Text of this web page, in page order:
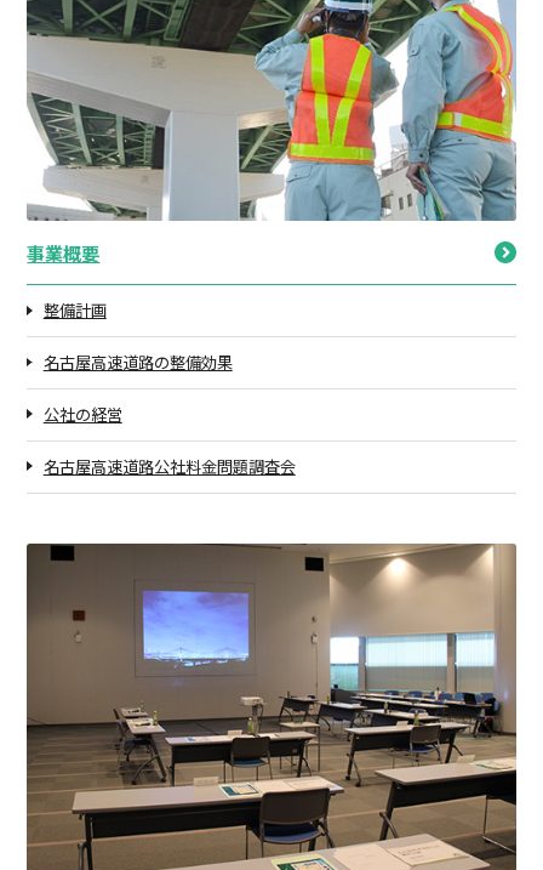
事業概要
整備計画
名古屋高速道路の整備効果
公社の経営
名古屋高速道路公社料金問題調査会